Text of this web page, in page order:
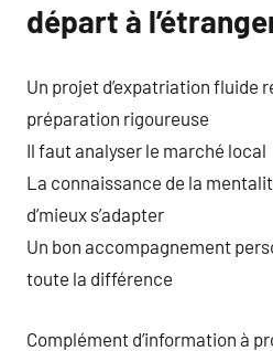
départ à
Un projet d’expatriation fluide
préparation rigoureuse
Il faut analyser le marché local
La connaissance de la
d’mieux s’adapter
Un bon accompagnement
toute la différence
Complément d’information à